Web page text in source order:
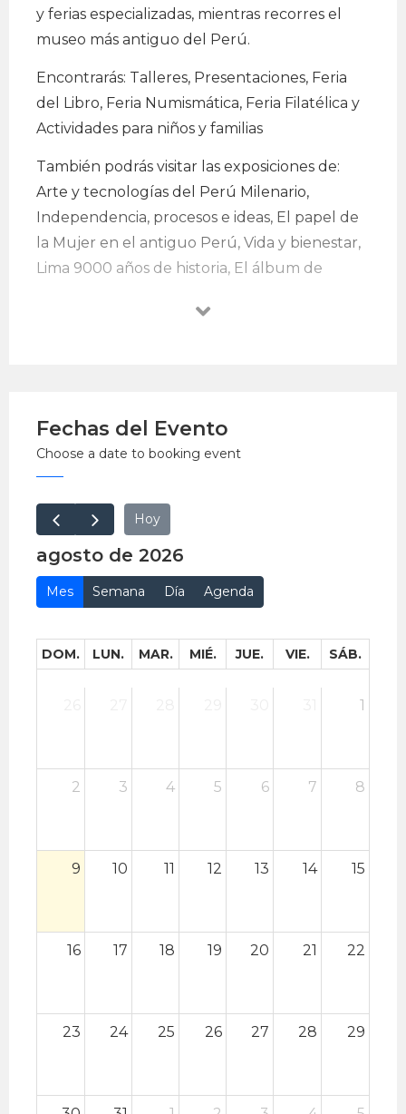
y ferias especializadas, mientras recorres el
museo más antiguo del Perú.
Encontrarás: Talleres, Presentaciones, Feria
del Libro, Feria Numismática, Feria Filatélica y
Actividades para niños y familias
También podrás visitar las exposiciones de:
Arte y tecnologías del Perú Milenario,
Independencia, procesos e ideas, El papel de
la Mujer en el antiguo Perú, Vida y bienestar,
Lima 9000 años de historia, El álbum de
Lugar: Museo Nacional de Arqueología,
Antropología e Historia del Perú, Pueblo
EntradaLibre.
Fechas del Evento
Choose a date to booking event
Hoy
agosto de 2026
Mes Semana Día Agenda
DOM. LUN. MAR. MIÉ. JUE. VIE. SÁB.
1
2 3 4 5 6 7 8
9 10 11 12 13 14 15
16 17 18 19 20 21 22
23 24 25 26 27 28 29